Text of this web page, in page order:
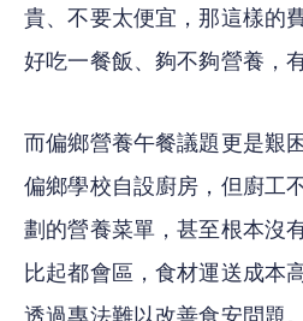
貴、不要太便宜，那這樣的
好吃一餐飯、夠不夠營養，
而偏鄉營養午餐議題更是艱
偏鄉學校自設廚房，但廚工
劃的營養菜單，甚至根本沒
比起都會區，食材運送成本
透過專法難以改善食安問題。